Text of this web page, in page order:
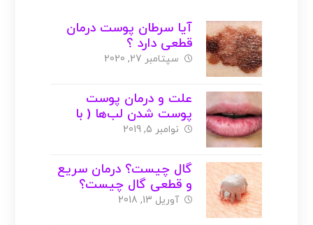
آیا سرطان پوست درمان
قطعی دارد ؟
سپتامبر 27, 2020
علت و درمان پوست
پوست شدن لب‌ها ( با
عکس )
نوامبر 5, 2019
گال چیست؟ درمان سریع
و قطعی گال چیست؟
آوریل 13, 2018